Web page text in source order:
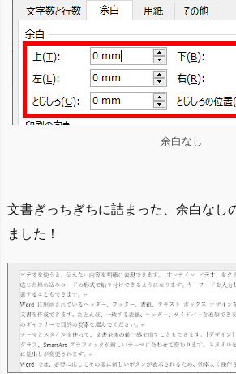
余白なし
文書ぎっちぎちに詰まった、余白なし
ました！